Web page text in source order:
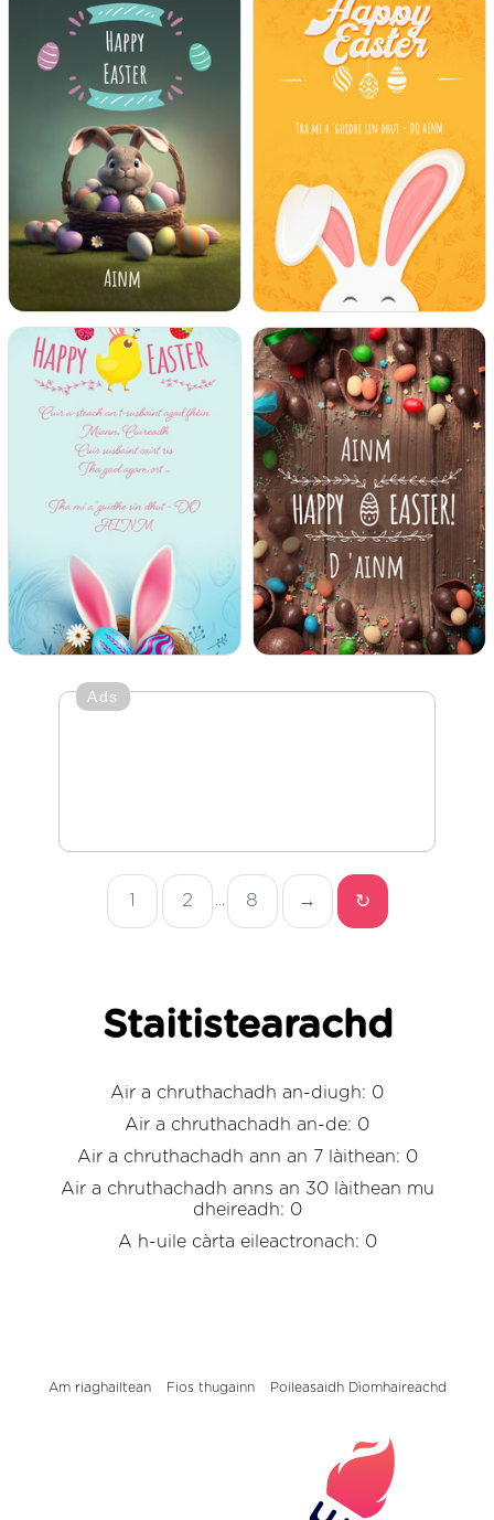
Ads
1 2 8 → ↻
Staitistearachd
Air a chruthachadh an-diugh: 0
Air a chruthachadh an-de: 0
Air a chruthachadh ann an 7 làithean: 0
Air a chruthachadh anns an 30 làithean mu
dheireadh: 0
A h-uile càrta eileactronach: 0
Am riaghailtean Fios thugainn Poileasaidh Dìomhaireachd